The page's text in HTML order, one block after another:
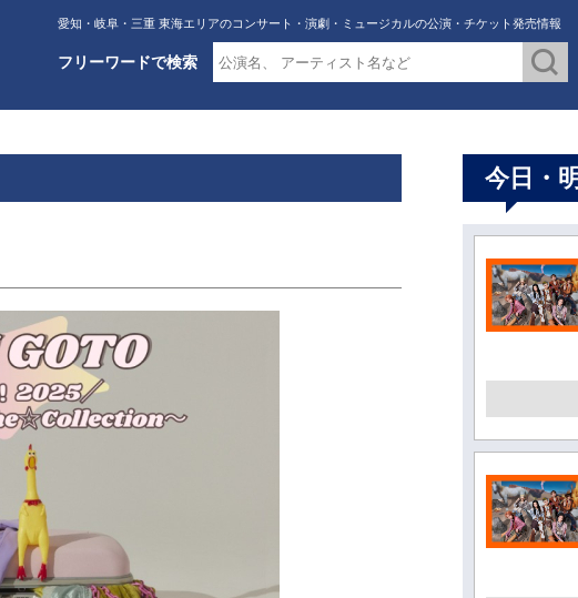
愛知・岐阜・三重 東海エリアのコンサート・演劇・ミュージカルの公演・チケット発売情報
フリーワードで検索
今日・